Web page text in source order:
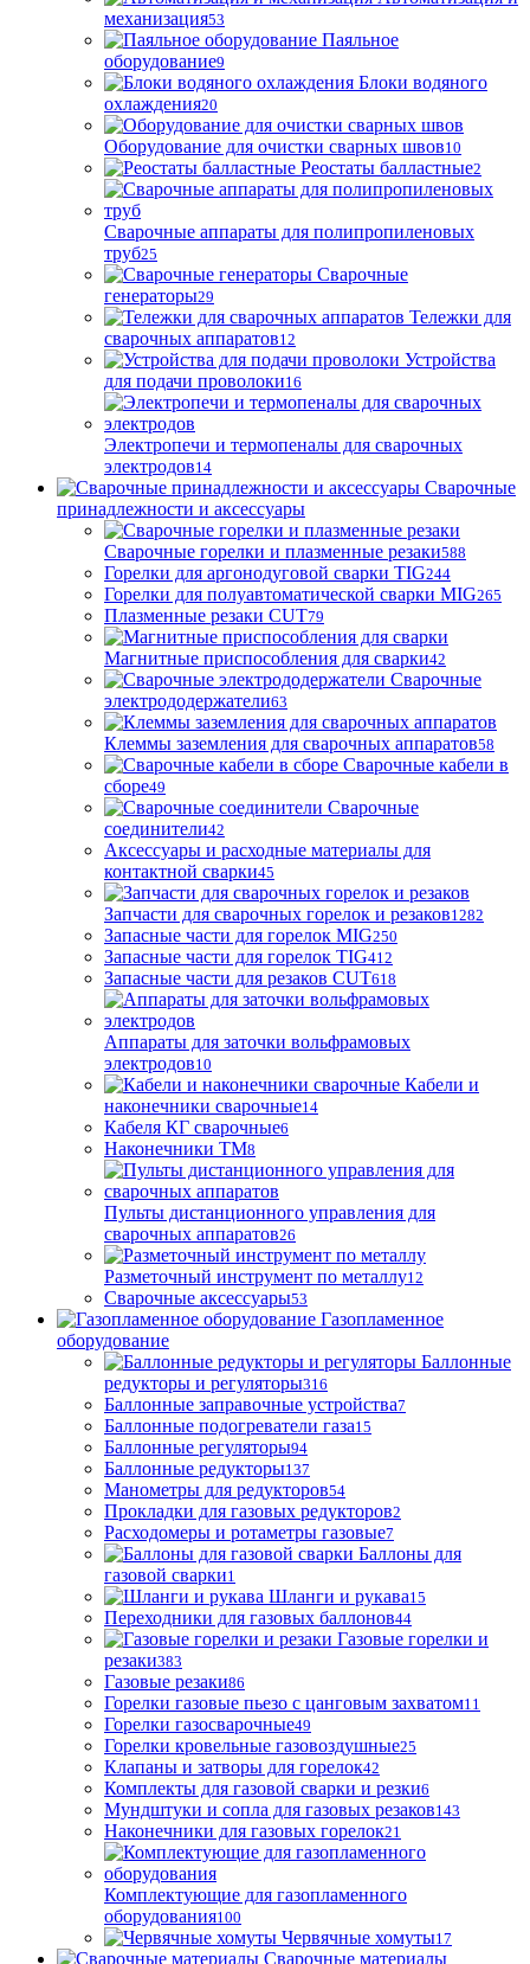
механизация53
Паяльное
оборудование9
Блоки водяного
охлаждения20
Оборудование для очистки сварных швов10
Реостаты балластные2
Сварочные аппараты для полипропиленовых
труб25
Сварочные
генераторы29
Тележки для
сварочных аппаратов12
Устройства
для подачи проволоки16
Электропечи и термопеналы для сварочных
электродов14
Сварочные
принадлежности и аксессуары
Сварочные горелки и плазменные резаки588
Горелки для аргонодуговой сварки TIG244
Горелки для полуавтоматической сварки MIG265
Плазменные резаки CUT79
Магнитные приспособления для сварки42
Сварочные
электрододержатели63
Клеммы заземления для сварочных аппаратов58
Сварочные кабели в
сборе49
Сварочные
соединители42
Аксессуары и расходные материалы для
контактной сварки45
Запчасти для сварочных горелок и резаков1282
Запасные части для горелок MIG250
Запасные части для горелок TIG412
Запасные части для резаков CUT618
Аппараты для заточки вольфрамовых
электродов10
Кабели и
наконечники сварочные14
Кабеля КГ сварочные6
Наконечники ТМ8
Пульты дистанционного управления для
сварочных аппаратов26
Разметочный инструмент по металлу12
Сварочные аксессуары53
Газопламенное
оборудование
Баллонные
редукторы и регуляторы316
Баллонные заправочные устройства7
Баллонные подогреватели газа15
Баллонные регуляторы94
Баллонные редукторы137
Манометры для редукторов54
Прокладки для газовых редукторов2
Расходомеры и ротаметры газовые7
Баллоны для
газовой сварки1
Шланги и рукава15
Переходники для газовых баллонов44
Газовые горелки и
резаки383
Газовые резаки86
Горелки газовые пьезо с цанговым захватом11
Горелки газосварочные49
Горелки кровельные газовоздушные25
Клапаны и затворы для горелок42
Комплекты для газовой сварки и резки6
Мундштуки и сопла для газовых резаков143
Наконечники для газовых горелок21
Комплектующие для газопламенного
оборудования100
Червячные хомуты17
Сварочные материалы